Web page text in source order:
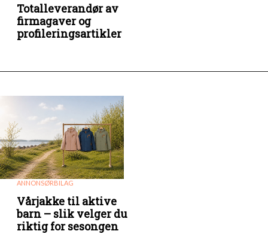
Totalleverandør av
firmagaver og
profileringsartikler
ANNONSØRBILAG
Vårjakke til aktive
barn – slik velger du
riktig for sesongen